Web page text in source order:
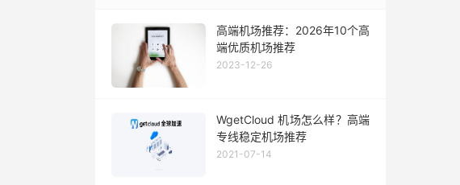
高端机场推荐：2026年10个高
端优质机场推荐
2023-12-26
WgetCloud 机场怎么样？高端
专线稳定机场推荐
2021-07-14